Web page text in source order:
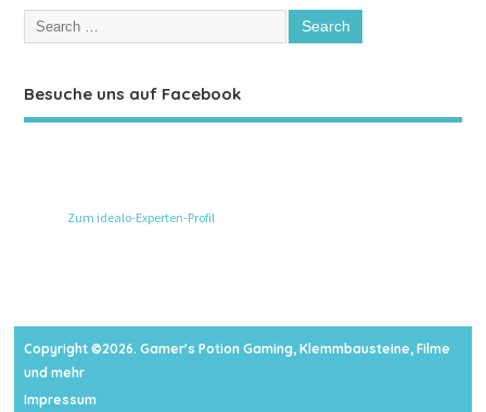
Besuche uns auf Facebook
Zum idealo-Experten-Profil
Copyright ©2026. Gamer's Potion Gaming, Klemmbausteine, Filme
und mehr
Impressum